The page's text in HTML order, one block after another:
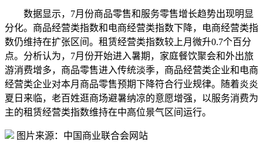
数据显示，7月份商品零售和服务零售增长趋势出现明显
分化。商品经营类指数和电商经营类指数下降，电商经营类指
数仍维持在扩张区间。租赁经营类指数较上月微升0.7个百分
点。分析认为，7月份开始进入暑期，家庭餐饮聚会和外出旅
游消费增多，商品零售进入传统淡季，商品经营类企业和电商
经营类企业对本月商品零售预期下降符合行业规律。随着炎炎
夏日来临，老百姓逛商场避暑纳凉的意愿增强，以服务消费为
主的租赁经营类指数维持在中高位景气区间运行。
图片来源：中国商业联合会网站